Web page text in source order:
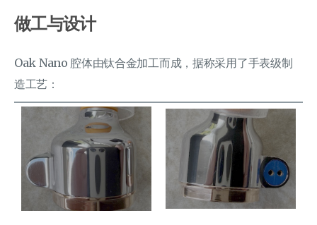
做工与设计
Oak Nano 腔体由钛合金加工而成，据称采用了手表级制
造工艺：